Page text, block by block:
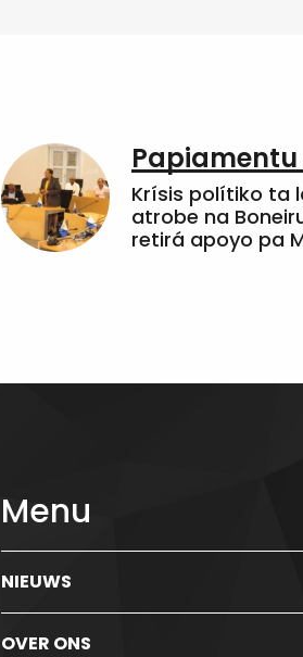
Papiamentu
Krísis polítiko ta
atrobe na
retirá apoyo pa
Menu
NIEUWS
OVER ONS